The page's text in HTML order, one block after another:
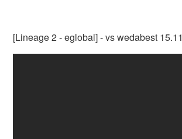
[Lineage 2 - eglobal] - vs wedabest 15.11